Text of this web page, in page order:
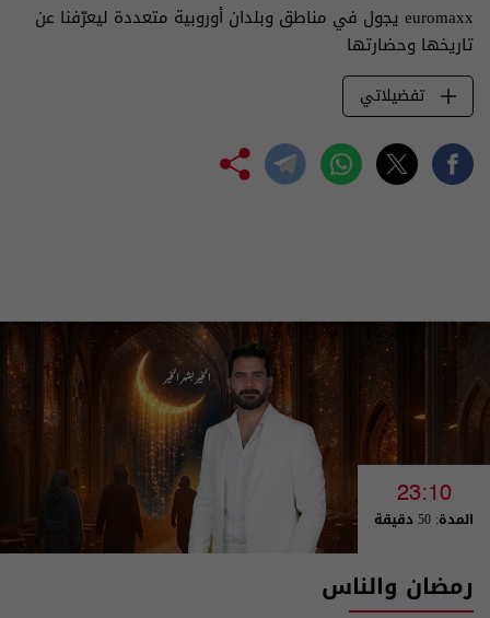
euromaxx يجول في مناطق وبلدان أوروبية متعددة ليعرّفنا عن
تاريخها وحضارتها
تفضيلاتي
23:10
المدة: 50 دقيقة
رمضان والناس